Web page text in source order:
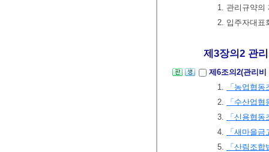
1. 관리규약의
2. 입주자대표
제3장의2 관리
제6조의2(관리
1.
「농업협
2.
「수산업
3.
「신용협
4.
「새마을금
5.
「산림조합